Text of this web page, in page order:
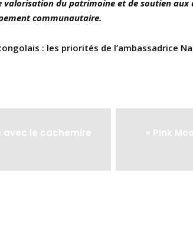
du patrimoine et de soutien aux
communautaire.
: les priorités de l’ambassadrice
avec le cachemire
« Pink